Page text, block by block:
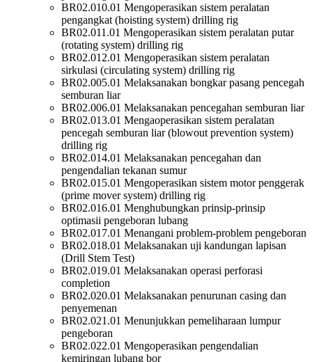
BR02.010.01 Mengoperasikan sistem peralatan
pengangkat (hoisting system) drilling rig
BR02.011.01 Mengoperasikan sistem peralatan putar
(rotating system) drilling rig
BR02.012.01 Mengoperasikan sistem peralatan
sirkulasi (circulating system) drilling rig
BR02.005.01 Melaksanakan bongkar pasang pencegah
semburan liar
BR02.006.01 Melaksanakan pencegahan semburan liar
BR02.013.01 Mengaoperasikan sistem peralatan
pencegah semburan liar(blowout prevention system)
drilling rig
BR02.014.01 Melaksanakan pencegahan dan
pengendalian tekanan sumur
BR02.015.01 Mengoperasikan sistem motor penggerak
(prime mover system) drilling rig
BR02.016.01 Menghubungkan prinsip-prinsip
optimasii pengeboran lubang
BR02.017.01 Menangani problem-problem pengeboran
BR02.018.01 Melaksanakan uji kandungan lapisan
(Drill Stem Test)
BR02.019.01 Melaksanakan operasi perforasi
completion
BR02.020.01 Melaksanakan penurunan casing dan
penyemenan
BR02.021.01 Menunjukkan pemeliharaan lumpur
pengeboran
BR02.022.01 Mengoperasikan pengendalian
kemiringan lubang bor